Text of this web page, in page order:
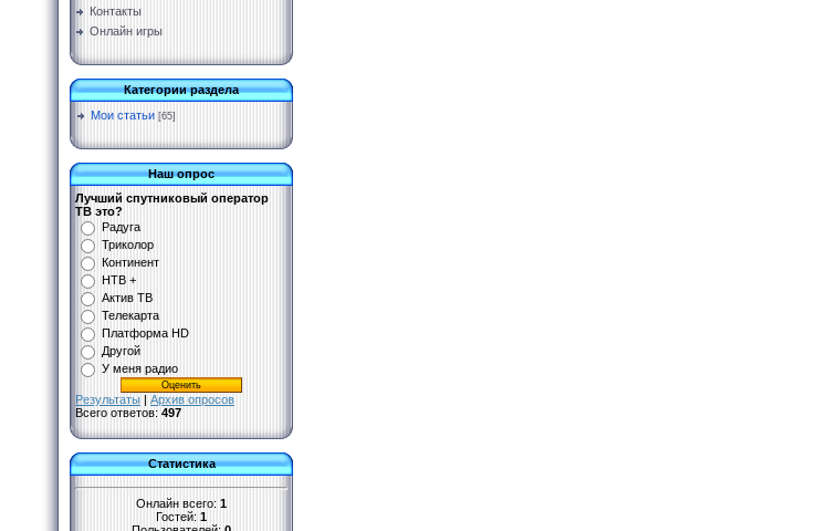
Контакты
Онлайн игры
Категории раздела
Мои статьи [65]
Наш опрос
Лучший спутниковый оператор
ТВ это?
Радуга
Триколор
Континент
НТВ +
Актив ТВ
Телекарта
Платформа HD
Другой
У меня радио
Результаты | Архив опросов
Всего ответов: 497
Статистика
Онлайн всего: 1
Гостей: 1